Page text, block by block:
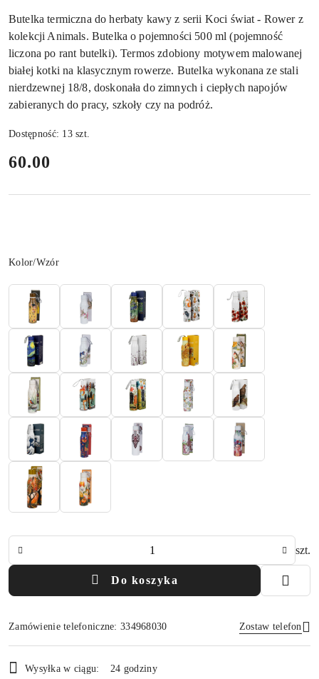
Butelka termiczna do herbaty kawy z serii Koci świat - Rower z
kolekcji Animals. Butelka o pojemności 500 ml (pojemność
liczona po rant butelki). Termos zdobiony motywem malowanej
białej kotki na klasycznym rowerze. Butelka wykonana ze stali
nierdzewnej 18/8, doskonała do zimnych i ciepłych napojów
zabieranych do pracy, szkoły czy na podróż.
Dostępność: 13szt.
cena:
60.00
Wariant
Kolor/Wzór
szt.
Do koszyka
Zamówienie telefoniczne: 334968030 Zostaw telefon
i
Wysyłka w ciągu: 24 godziny